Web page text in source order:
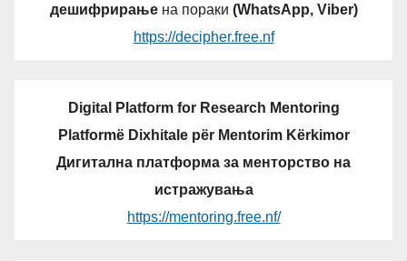
дешифрирањена пораки (WhatsApp, Viber)
https://decipher.free.nf
Digital Platform for Research Mentoring
Platformë Dixhitale për Mentorim Kërkimor
Дигитална платформа за менторство на
истражувања
https://mentoring.free.nf/